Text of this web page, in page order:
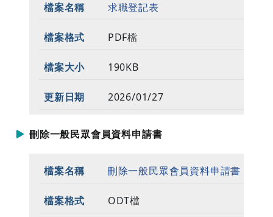
求職登記表
PDF檔
190KB
2026/01/27
刪除一般民眾會員資料申請書
刪除一般民眾會員資料申請書
ODT檔